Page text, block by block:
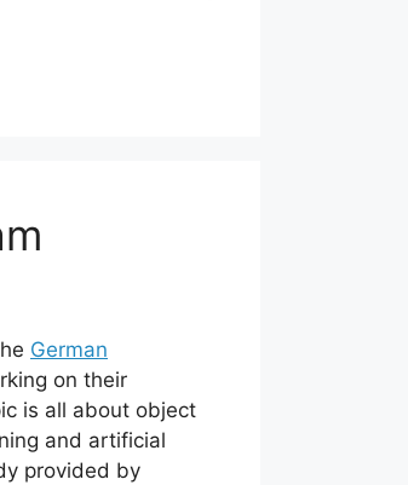
German
on their
is all about object
and artificial
provided by